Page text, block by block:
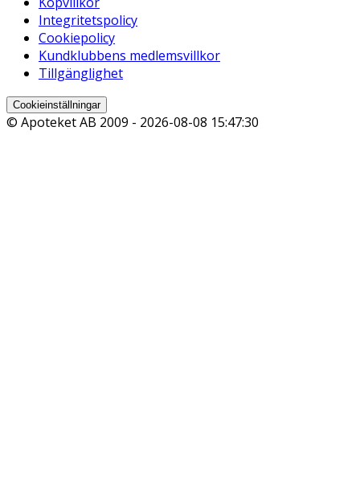
Integritetspolicy
Cookiepolicy
Kundklubbens medlemsvillkor
Tillgänglighet
Cookieinställningar
© Apoteket AB 2009 - 2026-08-08 15:47:30